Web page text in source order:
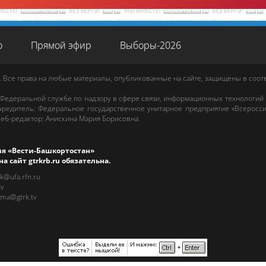
Прямой эфир Выборы-2026
. Все права на любые материалы, опубликованные на сайте, защищены в
службе по надзору в сфере связи, информационных
Федеральное государственное унитарное предприятие
редактор: Анискина Мария Борисовна.
«Вести-Башкортостан»
сайтgtrkrb.ru обязательна.